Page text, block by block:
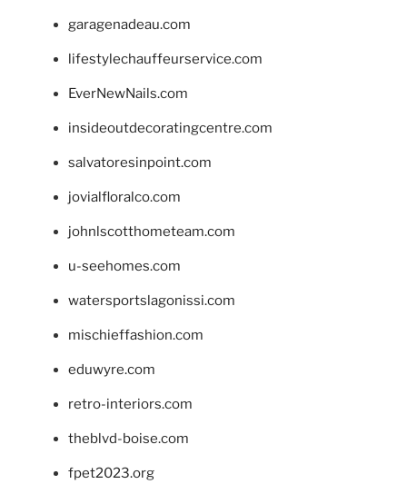
garagenadeau.com
lifestylechauffeurservice.com
EverNewNails.com
insideoutdecoratingcentre.com
salvatoresinpoint.com
jovialfloralco.com
johnlscotthometeam.com
u-seehomes.com
watersportslagonissi.com
mischieffashion.com
eduwyre.com
retro-interiors.com
theblvd-boise.com
fpet2023.org